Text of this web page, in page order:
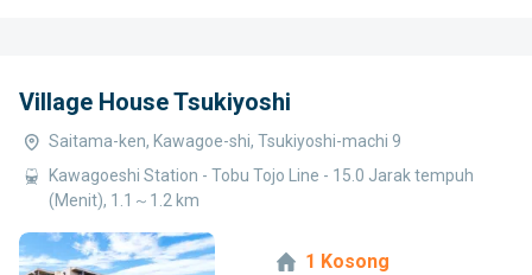
Village House Tsukiyoshi
Saitama-ken, Kawagoe-shi, Tsukiyoshi-machi 9
Kawagoeshi Station - Tobu Tojo Line - 15.0 Jarak tempuh
(Menit), 1.1～1.2 km
1 Kosong